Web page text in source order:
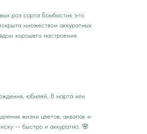
роз сорта Бомбастик это
множеством аккуратных
хорошего настроения.
юбилей, 8 марта или
жизни цветов, аквапак и
— быстро и аккуратно. 🌸